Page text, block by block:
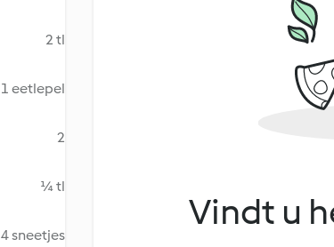
2 tl
1 eetlepel
2
¼ tl
4 sneetjes
Vindt u